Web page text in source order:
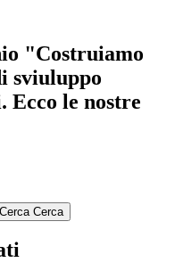
"Costruiamo
sviuluppo
Ecco le nostre
Cerca Cerca